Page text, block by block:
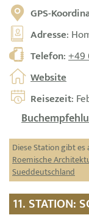
GPS-
Adresse:
Telefon:+49
Website
Reisezeit:
Diese Station gibt es
Roemische
Sueddeutschland
11. STATION: